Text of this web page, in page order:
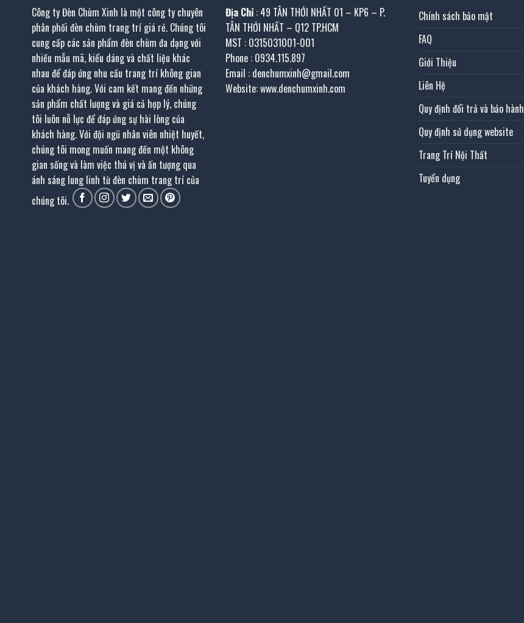
Công ty Đèn Chùm Xinh là một công ty chuyên
phân phối đèn chùm trang trí giá rẻ. Chúng tôi
cung cấp các sản phẩm đèn chùm đa dạng với
nhiều mẫu mã, kiểu dáng và chất liệu khác
nhau để đáp ứng nhu cầu trang trí không gian
của khách hàng. Với cam kết mang đến những
sản phẩm chất lượng và giá cả hợp lý, chúng
tôi luôn nỗ lực để đáp ứng sự hài lòng của
khách hàng. Với đội ngũ nhân viên nhiệt huyết,
chúng tôi mong muốn mang đến một không
gian sống và làm việc thú vị và ấn tượng qua
ánh sáng lung linh từ đèn chùm trang trí của
chúng tôi.
Địa Chỉ : 49 TÂN THỚI NHẤT 01 – KP6 – P.
TÂN THỚI NHẤT – Q12 TP.HCM
MST : 0315031001-001
Phone : 0934.115.897
Email : denchumxinh@gmail.com
Website: www.denchumxinh.com
Chính sách bảo mật
FAQ
Giới Thiệu
Liên Hệ
Quy định đổi trả và bảo hành
Quy định sử dụng website
Trang Trí Nội Thất
Tuyển dụng